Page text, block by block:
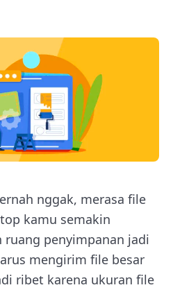
nggak, merasa file
kamu semakin
penyimpanan jadi
mengirim file besar
ribet karena ukuran file